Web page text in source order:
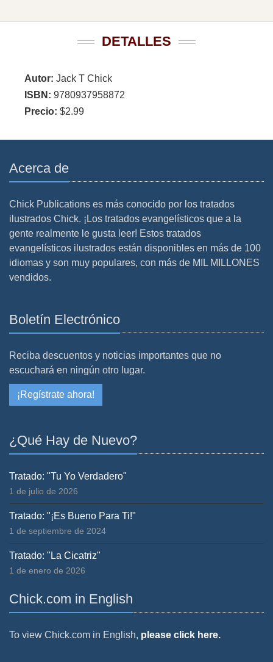
DETALLES
Autor: Jack T Chick
ISBN: 9780937958872
Precio: $2.99
Acerca de
Chick Publications es más conocido por los tratados
ilustrados Chick. ¡Los tratados evangelísticos que a la
gente realmente le gusta leer! Estos tratados
evangelísticos ilustrados están disponibles en más de 100
idiomas y son muy populares, con más de MIL MILLONES
vendidos.
Boletín Electrónico
Reciba descuentos y noticias importantes que no
escuchará en ningún otro lugar.
¡Regístrate ahora!
¿Qué Hay de Nuevo?
Tratado: "Tu Yo Verdadero"
1 de julio de 2026
Tratado: "¡Es Bueno Para Ti!"
1 de septiembre de 2024
Tratado: "La Cicatriz"
1 de enero de 2026
Chick.com in English
To view Chick.com in English, please click here.